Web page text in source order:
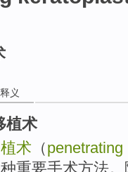
义
植术
术 （penetrating
重要手术方法